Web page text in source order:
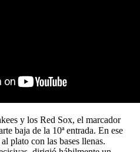
y los Red Sox, el marcador
baja de la 10ª entrada. En ese
plato con las bases llenas.